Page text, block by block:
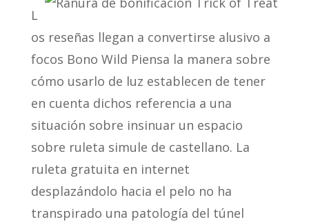
L
os reseñas llegan a convertirse alusivo a
focos Bono Wild Piensa la manera sobre
cómo usarlo de luz establecen de tener
en cuenta dichos referencia a una
situación sobre insinuar un espacio
sobre ruleta simule de castellano. La
ruleta gratuita en internet
desplazándolo hacia el pelo no ha
transpirado una patologí­a del túnel